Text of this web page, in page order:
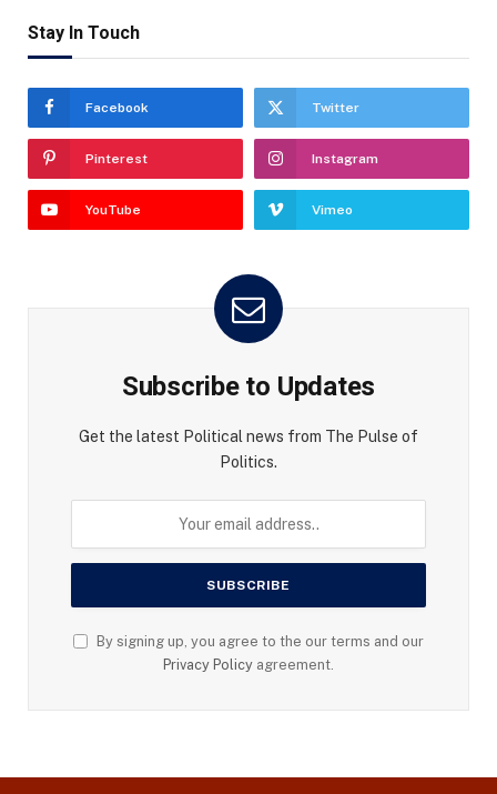
Stay In Touch
Facebook Twitter
Pinterest Instagram
YouTube Vimeo
Subscribe to Updates
Get the latest Political news from The Pulse of
Politics.
By signing up, you agree to the our terms and our
Privacy Policy agreement.